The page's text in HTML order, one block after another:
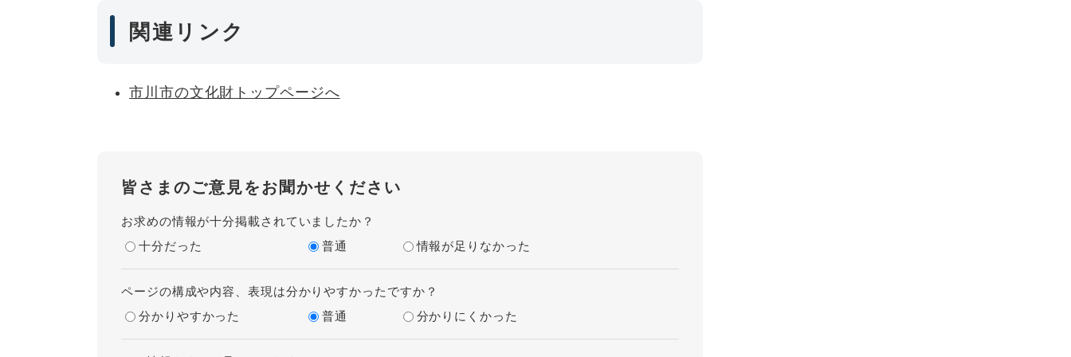
関連リンク
市川市の文化財トップページへ
皆さまのご意見をお聞かせください
お求めの情報が十分掲載されていましたか？
十分だった
普通 情報が足りなかった
ページの構成や内容、表現は分かりやすかったですか？
分かりやすかった
普通 分かりにくかった